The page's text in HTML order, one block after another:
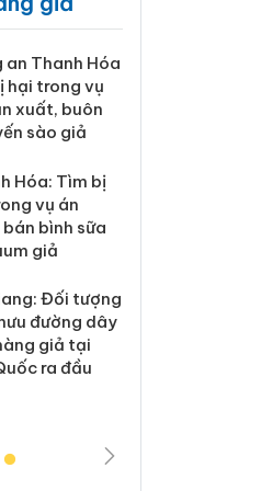
xử lý 83 vụ
thương mại
tháng 7
Yên: Xử lý 6 hộ
doanh bán
giả mạo nhãn
Nike
Tiêu hủy
khai hàng
sản phẩm
lậu, bảo vệ
kinh